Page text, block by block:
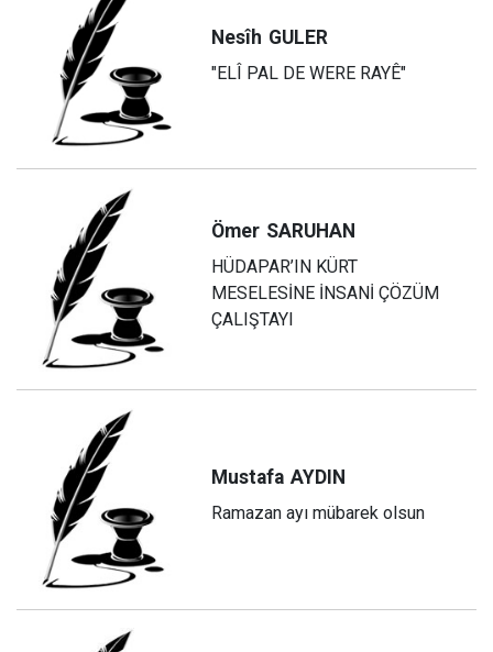
Nesîh GULER
"ELÎ PAL DE WERE RAYÊ"
Ömer SARUHAN
HÜDAPAR’IN KÜRT
MESELESİNE İNSANİ ÇÖZÜM
ÇALIŞTAYI
Mustafa AYDIN
Ramazan ayı mübarek olsun